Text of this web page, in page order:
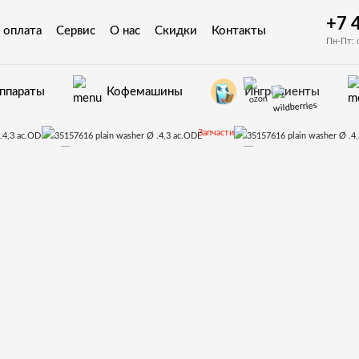
оплата Сервис О нас Скидки Контакты +7
Пн-Пт:
Кофемашины Ингредиенты
Запчасти